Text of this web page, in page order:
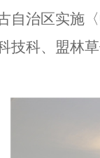
自治区实施
技科、盟林